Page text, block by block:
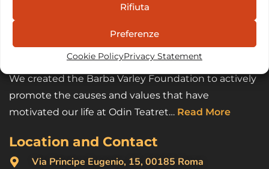
Rifiuta
Preferenze
Cookie PolicyPrivacy Statement
We created the Barba Varley Foundation to actively
promote the causes and values that have
motivated our life at Odin Teatret… Read More
Location and Contact
Via Principe Eugenio, 15, 00185 Roma